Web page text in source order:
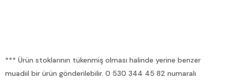
*** Ürün stoklarının tükenmiş olması halinde yerine benzer
muadiil bir ürün gönderilebilir. 0 530 344 45 82 numaralı